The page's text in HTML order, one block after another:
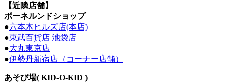
【近隣店舗】
ボーネルンドショップ
●六本木ヒルズ店(本店)
●東武百貨店 池袋店
●大丸東京店
●伊勢丹新宿店（コーナー店舗）
あそび場( KID-O-KID )